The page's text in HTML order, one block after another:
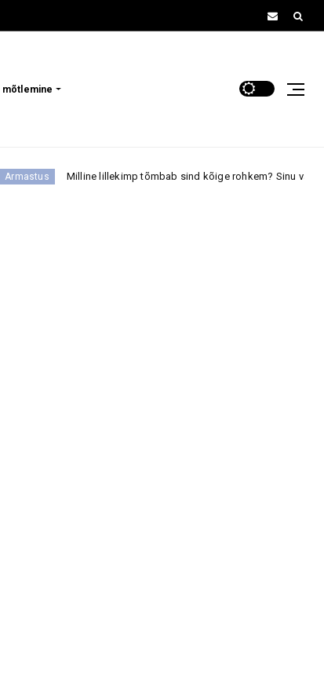
mõtlemine
Milline lillekimp tõmbab sind kõige rohkem? Sinu valik võib